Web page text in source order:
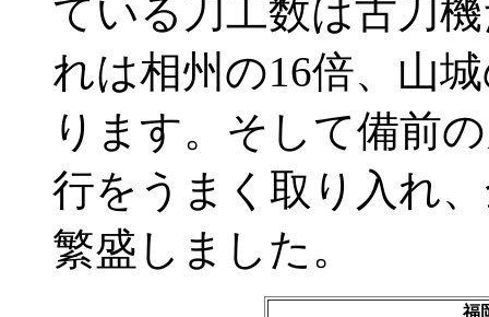
ている刀工数は古刀
れは相州の16倍、山
ります。そして備前
行をうまく取り入れ
繁盛しました。
福